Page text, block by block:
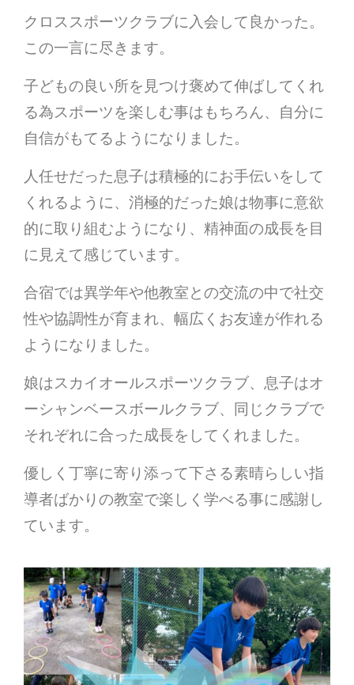
クロススポーツクラブに入会して良かった。
この一言に尽きます。
子どもの良い所を見つけ褒めて伸ばしてくれ
る為スポーツを楽しむ事はもちろん、自分に
自信がもてるようになりました。
人任せだった息子は積極的にお手伝いをして
くれるように、消極的だった娘は物事に意欲
的に取り組むようになり、精神面の成長を目
に見えて感じています。
合宿では異学年や他教室との交流の中で社交
性や協調性が育まれ、幅広くお友達が作れる
ようになりました。
娘はスカイオールスポーツクラブ、息子はオ
ーシャンベースボールクラブ、同じクラブで
それぞれに合った成長をしてくれました。
優しく丁寧に寄り添って下さる素晴らしい指
導者ばかりの教室で楽しく学べる事に感謝し
ています。